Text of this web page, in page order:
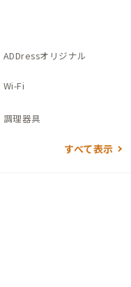
った2部屋を解体して大
敷くことで室内ながらま
じさせる空間になって
口）とカセットコンロ
料理はやや難しいかもし
は楽しいスペースとな
具メーカー「大東寝具
ADDressオリジナル
Wi-Fi
調理器具
すべて表示